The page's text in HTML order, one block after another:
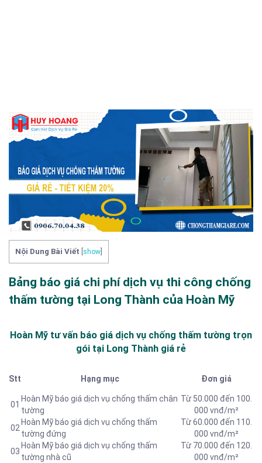
Nội Dung Bài Viết show
Bảng báo giá chi phí dịch vụ thi công chống
thấm tường tại Long Thành của Hoàn Mỹ
Hoàn Mỹ tư vấn báo giá dịch vụ chống thấm tường trọn
gói tại Long Thành giá rẻ
Stt Hạng mục Đơn giá
01
Hoàn Mỹ báo giá dịch vụ chống thấm chân
tường
Từ 50.000 đến 100.
000 vnđ/m²
02
Hoàn Mỹ báo giá dịch vụ chống thấm
tường đứng
Từ 60.000 đến 110.
000 vnđ/m²
03
Hoàn Mỹ báo giá dịch vụ chống thấm
tường nhà cũ
Từ 70.000 đến 120.
000 vnđ/m²